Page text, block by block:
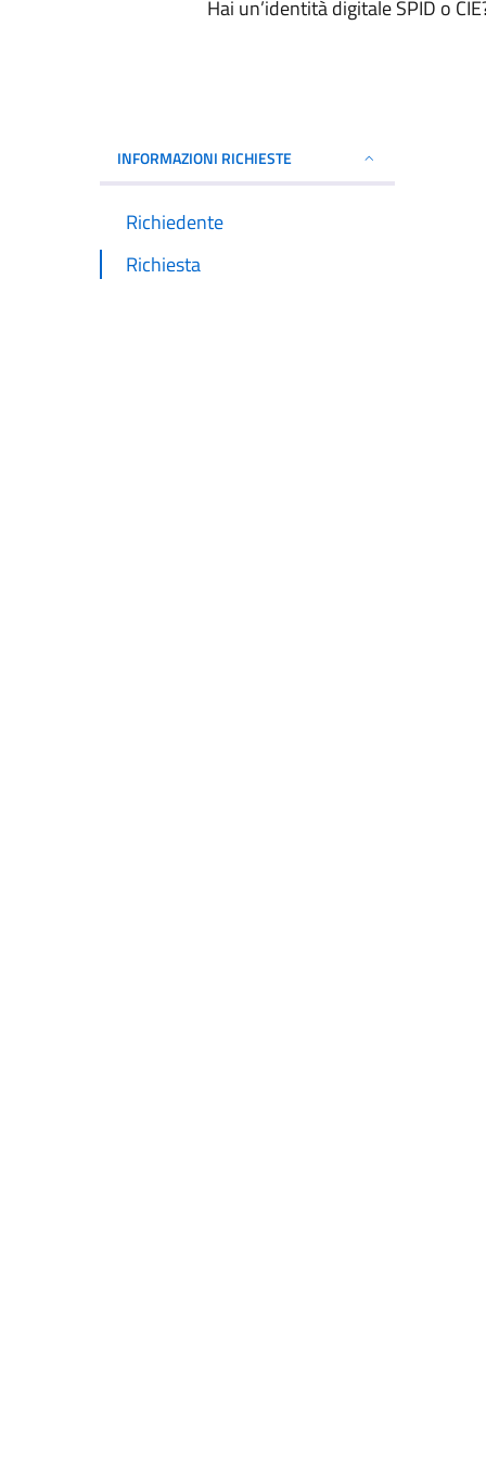
Hai un’identità digitale SPID o
INFORMAZIONI RICHIESTE
Richiedente
Richiesta